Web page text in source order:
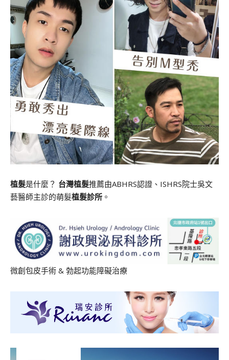
植髮是什麼？ 台灣植髮推薦由ABHRS認證、ISHRS院士吳文
藝醫師主診的萌髮植髮診所 。
微創包皮手術 & 勃起功能障礙治療